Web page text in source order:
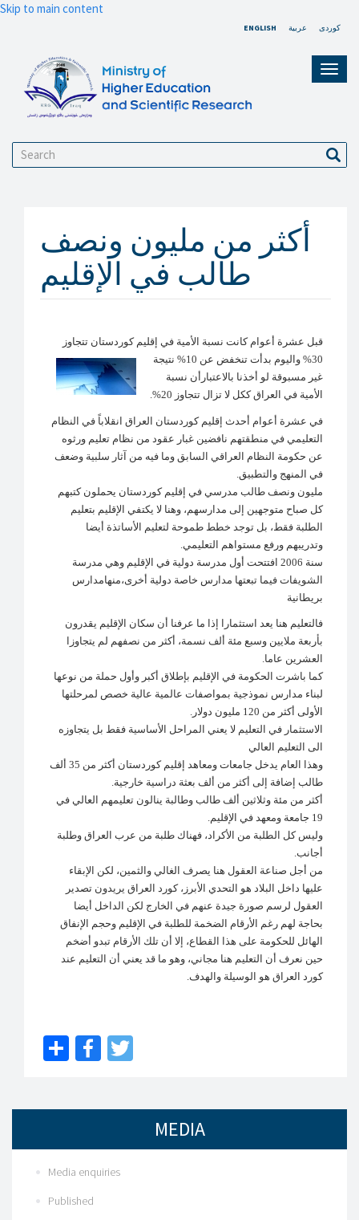
Skip to main content
ENGLISH عربية کوردی
Search
أكثر من مليون ونصف
طالب في الإقليم
قبل عشرة أعوام كانت نسبة الأمية في إقليم كوردستان تتجاوز
30% واليوم بدأت تنخفض عن 10% نتيجة
غير مسبوقة لو أخذنا بالاعتبارأن نسبة
الأمية في العراق ككل لا تزال تتجاوز 20%.
في عشرة أعوام أحدث إقليم كوردستان العراق انقلاباً في النظام
التعليمي في منطقتهم نافضين غبار عقود من نظام تعليم ورثوه
عن حكومة النظام العراقي السابق وما فيه من آثار سلبية وضعف
في المنهج والتطبيق.
مليون ونصف طالب مدرسي في إقليم كوردستان يحملون كتبهم
كل صباح متوجهين إلى مدارسهم، وهنا لا يكتفي الإقليم بتعليم
الطلبة فقط، بل توجد خطط طموحة لتعليم الأساتذة أيضا
وتدريبهم ورفع مستواهم التعليمي.
سنة 2006 افتتحت أول مدرسة دولية في الإقليم وهي مدرسة
الشويفات فيما تبعتها مدارس خاصة دولية أخرى،منهامدارس
بريطانية
فالتعليم هنا يعد استثمارا إذا ما عرفنا أن سكان الإقليم يقدرون
بأربعة ملايين وسبع مئة ألف نسمة، أكثر من نصفهم لم يتجاوزا
العشرين عاما.
كما باشرت الحكومة في الإقليم بإطلاق أكبر وأول حملة من نوعها
لبناء مدارس نموذجية بمواصفات عالمية عالية خصص لمرحلتها
الأولى أكثر من 120 مليون دولار.
الاستثمار في التعليم لا يعني المراحل الأساسية فقط بل يتجاوزه
الى التعليم العالي
وهذا العام يدخل جامعات ومعاهد إقليم كوردستان أكثر من 35 ألف
طالب إضافة إلى أكثر من ألف بعثة دراسية خارجية.
أكثر من مئة وثلاثين ألف طالب وطالبة ينالون تعليمهم العالي في
19 جامعة ومعهد في الإقليم.
وليس كل الطلبة من الأكراد، فهناك طلبة من عرب العراق وطلبة
أجانب.
من أجل صناعة العقول هنا يصرف الغالي والثمين، لكن الإبقاء
عليها داخل البلاد هو التحدي الأبرز، كورد العراق يريدون تصدير
العقول لرسم صورة جيدة عنهم في الخارج لكن الداخل أيضا
بحاجة لهم رغم الأرقام الضخمة للطلبة في الإقليم وحجم الإنفاق
الهائل للحكومة على هذا القطاع، إلا أن تلك الأرقام تبدو أضخم
حين نعرف أن التعليم هنا مجاني، وهو ما قد يعني أن التعليم عند
كورد العراق هو الوسيلة والهدف.
ShareFacebook
MEDIA
Media enquiries
Published